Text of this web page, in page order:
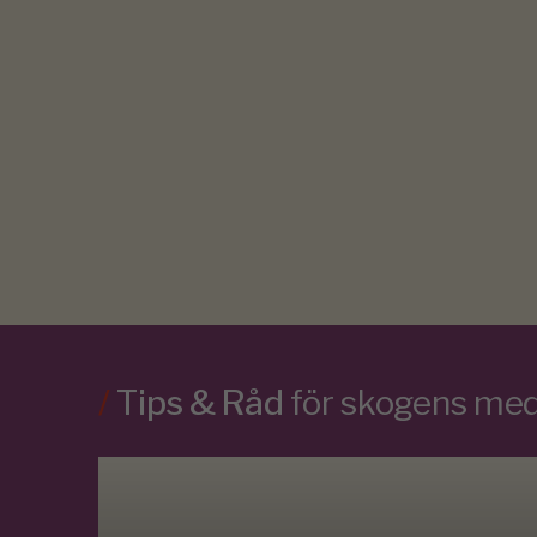
/ Tips & Råd för skogens